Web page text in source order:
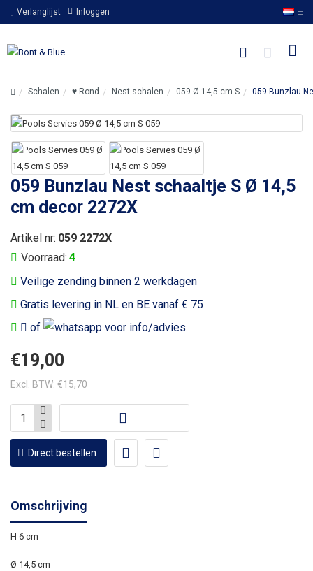
Verlanglijst Inloggen
Schalen ♥ Rond Nest schalen 059 Ø 14,5 cm S 059 Bunzlau
059 Bunzlau Nest schaaltje S Ø 14,5
cm decor 2272X
Veilige zending binnen 2 werkdagen
Gratis levering in NL en BE vanaf € 75
of
voor info/advies.
Voorraad: 4
Artikel nr: 059 2272X
€19,00
Excl. BTW: €15,70
Direct bestellen
Omschrijving
H 6 cm
Ø 14,5 cm